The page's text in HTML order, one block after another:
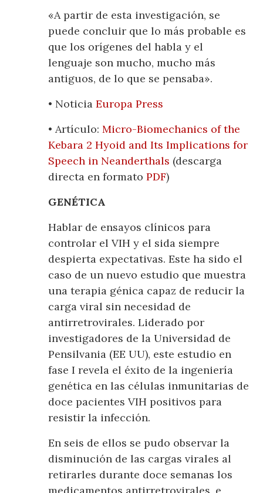
«A partir de esta investigación, se
puede concluir que lo más probable es
que los orígenes del habla y el
lenguaje son mucho, mucho más
antiguos, de lo que se pensaba».
• NoticiaEuropa Press
• Artículo:Micro-Biomechanics of the
Kebara 2 Hyoid and Its Implications for
Speech in Neanderthals (descarga
directa en formatoPDF)
GENÉTICA
Hablar de ensayos clínicos para
controlar el VIH y el sida siempre
despierta expectativas. Este ha sido el
caso de un nuevo estudio que muestra
una terapia génica capaz de reducir la
carga viral sin necesidad de
antirretrovirales. Liderado por
investigadores de la Universidad de
Pensilvania (EE UU), este estudio en
fase I revela el éxito de la ingeniería
genética en las células inmunitarias de
doce pacientes VIH positivos para
resistir la infección.
En seis de ellos se pudo observar la
disminución de las cargas virales al
retirarles durante doce semanas los